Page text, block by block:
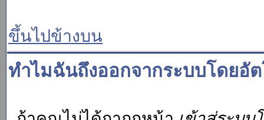
ขึ้นไปข้างบน
ทำไมฉันถึงออกจากระบบโดยอั